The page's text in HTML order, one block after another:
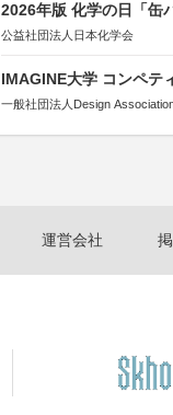
2026年版 化学の日「缶
公益社団法人日本化学会
IMAGINE大学 コンペテ
一般社団法人Design
運営会社